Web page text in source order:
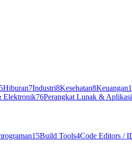
Hiburan7Industri8Kesehatan8Keuangan
Elektronik76Perangkat Lunak & Aplikasi
15Build Tools4Code Editors /